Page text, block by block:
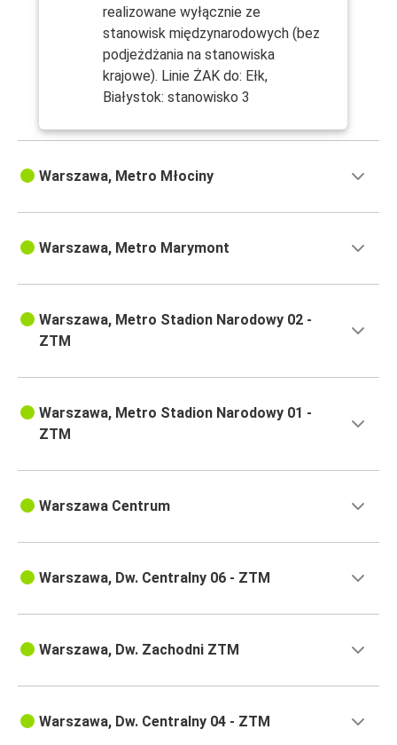
realizowane wyłącznie ze
stanowisk międzynarodowych (bez
podjeżdżania na stanowiska
krajowe). Linie ŻAK do: Ełk,
Białystok: stanowisko 3
Warszawa, Metro Młociny
Warszawa, Metro Marymont
Warszawa, Metro Stadion Narodowy 02 -
ZTM
Warszawa, Metro Stadion Narodowy 01 -
ZTM
Warszawa Centrum
Warszawa, Dw. Centralny 06 - ZTM
Warszawa, Dw. Zachodni ZTM
Warszawa, Dw. Centralny 04 - ZTM